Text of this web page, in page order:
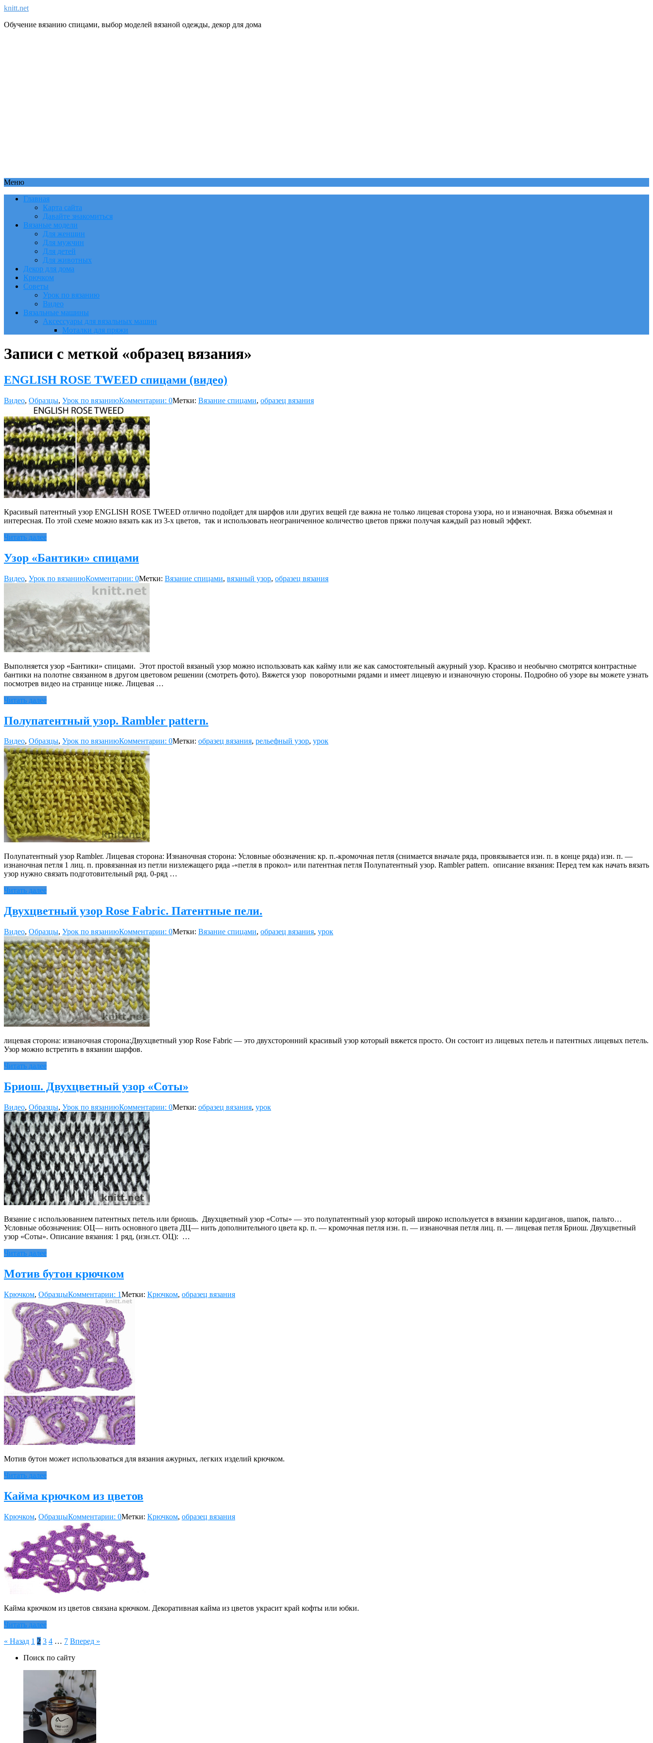
knitt.net
Обучение вязанию спицами, выбор моделей вязаной одежды, декор для дома
Меню
Главная
Карта сайта
Давайте знакомиться
Вязаные модели
Для женщин
Для мужчин
Для детей
Для животных
Декор для дома
Крючком
Советы
Урок по вязанию
Видео
Вязальные машины
Аксессуары для вязальных машин
Моталки для пряжи
Записи с меткой «образец вязания»
ENGLISH ROSE TWEED спицами (видео)
Видео, Образцы, Урок по вязаниюКомментарии: 0Метки: Вязание спицами, образец вязания
Красивый патентный узор ENGLISH ROSE TWEED отлично подойдет для шарфов или других вещей где важна не только лицевая сторона узора, но и изнаночная. Вязка объемная и
интересная. По этой схеме можно вязать как из 3-х цветов, так и использовать неограниченное количество цветов пряжи получая каждый раз новый эффект.
Читать далее
Узор «Бантики» спицами
Видео, Урок по вязаниюКомментарии: 0Метки: Вязание спицами, вязаный узор, образец вязания
Выполняется узор «Бантики» спицами. Этот простой вязаный узор можно использовать как кайму или же как самостоятельный ажурный узор. Красиво и необычно смотрятся контрастные
бантики на полотне связанном в другом цветовом решении (смотреть фото). Вяжется узор поворотными рядами и имеет лицевую и изнаночную стороны. Подробно об узоре вы можете узнать
посмотрев видео на странице ниже. Лицевая …
Читать далее
Полупатентный узор. Rambler pattern.
Видео, Образцы, Урок по вязаниюКомментарии: 0Метки: образец вязания, рельефный узор, урок
Полупатентный узор Rambler. Лицевая сторона: Изнаночная сторона: Условные обозначения: кр. п.-кромочная петля (снимается вначале ряда, провязывается изн. п. в конце ряда) изн. п. —
изнаночная петля 1 лиц. п. провязанная из петли низлежащего ряда -«петля в прокол» или патентная петля Полупатентный узор. Rambler pattern. описание вязания: Перед тем как начать вязать
узор нужно связать подготовительный ряд. 0-ряд …
Читать далее
Двухцветный узор Rose Fabric. Патентные пели.
Видео, Образцы, Урок по вязаниюКомментарии: 0Метки: Вязание спицами, образец вязания, урок
лицевая сторона: изнаночная сторона:Двухцветный узор Rose Fabriс — это двухсторонний красивый узор который вяжется просто. Он состоит из лицевых петель и патентных лицевых петель.
Узор можно встретить в вязании шарфов.
Читать далее
Бриош. Двухцветный узор «Соты»
Видео, Образцы, Урок по вязаниюКомментарии: 0Метки: образец вязания, урок
Вязание с использованием патентных петель или бриошь. Двухцветный узор «Соты» — это полупатентный узор который широко используется в вязании кардиганов, шапок, пальто…
Условные обозначения: ОЦ— нить основного цвета ДЦ— нить дополнительного цвета кр. п. — кромочная петля изн. п. — изнаночная петля лиц. п. — лицевая петля Бриош. Двухцветный
узор «Соты». Описание вязания: 1 ряд, (изн.ст. ОЦ): …
Читать далее
Мотив бутон крючком
Крючком, ОбразцыКомментарии: 1Метки: Крючком, образец вязания
Мотив бутон может использоваться для вязания ажурных, легких изделий крючком.
Читать далее
Кайма крючком из цветов
Крючком, ОбразцыКомментарии: 0Метки: Крючком, образец вязания
Кайма крючком из цветов связана крючком. Декоративная кайма из цветов украсит край кофты или юбки.
Читать далее
Пагинация
записей
« Назад 1 2 3 4 … 7 Вперед »
Поиск по сайту